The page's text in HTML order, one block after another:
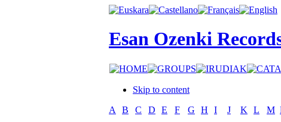
Esan Ozenki
Skip to content
A
B C D E F G H I J K L M